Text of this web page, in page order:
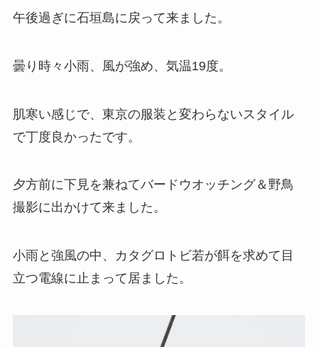
午後過ぎに石垣島に戻って来ました。
曇り時々小雨、風が強め、気温19度。
肌寒い感じで、東京の服装と変わらないスタイル
で丁度良かったです。
夕方前に下見を兼ねてバードウオッチング＆野鳥
撮影に出かけて来ました。
小雨と強風の中、カタグロトビ若が餌を求めて目
立つ電線に止まって居ました。